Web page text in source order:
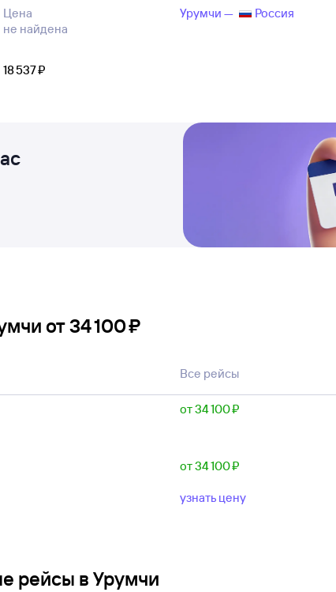
Цена
не найдена
18 ⁠537 ⁠₽
Урумчи — Россия
от34 ⁠100 ⁠₽
Все рейсы
от 34 ⁠100 ⁠₽
от 34 ⁠100 ⁠₽
узнать цену
рейсы в Урумчи